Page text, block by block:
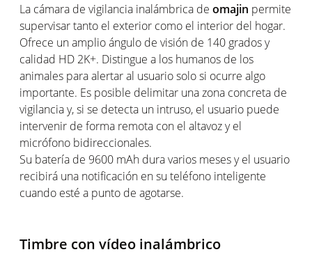
La cámara de vigilancia inalámbrica de omajin permite
supervisar tanto el exterior como el interior del hogar.
Ofrece un amplio ángulo de visión de 140 grados y
calidad HD 2K+. Distingue a los humanos de los
animales para alertar al usuario solo si ocurre algo
importante. Es posible delimitar una zona concreta de
vigilancia y, si se detecta un intruso, el usuario puede
intervenir de forma remota con el altavoz y el
micrófono bidireccionales.
Su batería de 9600 mAh dura varios meses y el usuario
recibirá una notificación en su teléfono inteligente
cuando esté a punto de agotarse.
Timbre con vídeo inalámbrico